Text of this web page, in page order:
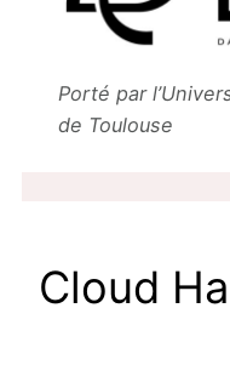
Porté par
de Toulouse
Cloud